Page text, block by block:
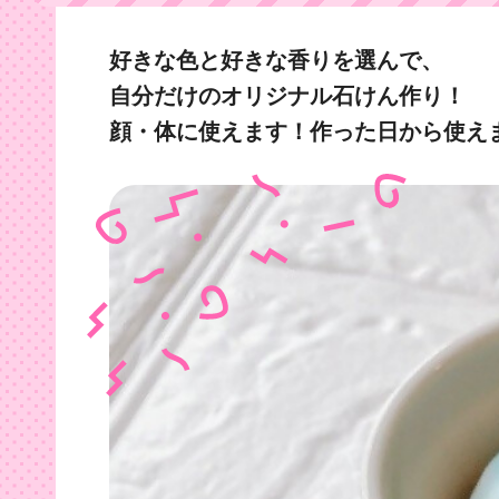
好きな色と好きな香りを選んで、
自分だけのオリジナル石けん作り！
顔・体に使えます！作った日から使え